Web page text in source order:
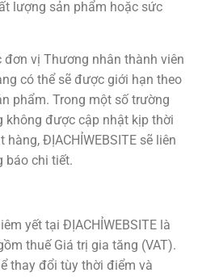
lượng sản phẩm hoặc sức
vị Thương nhân thành viên
có thể sẽ được giới hạn theo
phẩm. Trong một số trường
không được cập nhật kịp thời
ĐỊACHỈWEBSITE sẽ liên
báo chi tiết.
yết tại ĐỊACHỈWEBSITE là
thuế Giá trị gia tăng (VAT).
thay đổi tùy thời điểm và